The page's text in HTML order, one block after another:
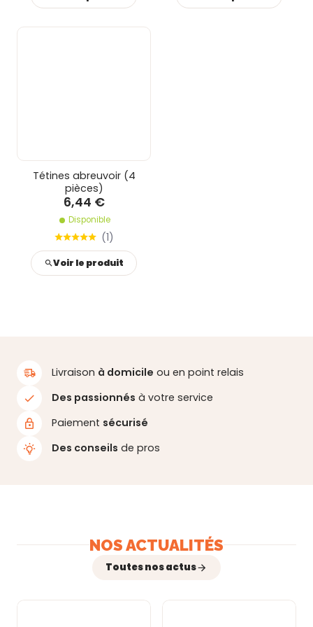
Tétines abreuvoir (4
pièces)
6,44 €
Disponible
(1)
Voir le produit
Livraison à domicile ou en point relais
Des passionnés à votre service
Paiement sécurisé
Des conseils de pros
NOS ACTUALITÉS
Toutes nos actus